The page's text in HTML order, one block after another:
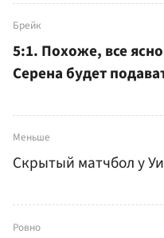
Брейк
5:1. Похоже, все
Серена будет
Меньше
Скрытый матчбол у
Ровно